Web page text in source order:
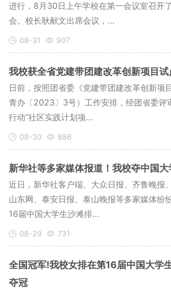
进行，8月30日上午学校在第一会议室召开
会。校长耿献文出席会议，...
08-31 907
我校获全省党建带团建改革创新项目试
日前，按照团省委《党建带团建改革创新项
青办〔2023〕3号）工作安排，经团省委评
行动”社区实践计划项...
08-30 886
新华社等多家媒体报道！我校夺中国
近日，新华社客户端、大众日报、齐鲁晚报
山东网、泰安日报、泰山晚报等多家媒体纷
16届中国大学生沙滩排...
08-29 731
全国冠军!我校女排在第16届中国大学
夺冠